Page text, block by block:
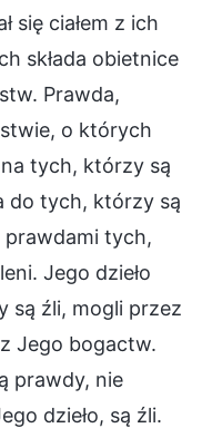
się ciałem z ich
składa obietnice
Prawda,
o których
tych, którzy są
do tych, którzy są
prawdami tych,
Jego dzieło
są źli, mogli przez
Jego bogactw.
prawdy, nie
dzieło, są źli.